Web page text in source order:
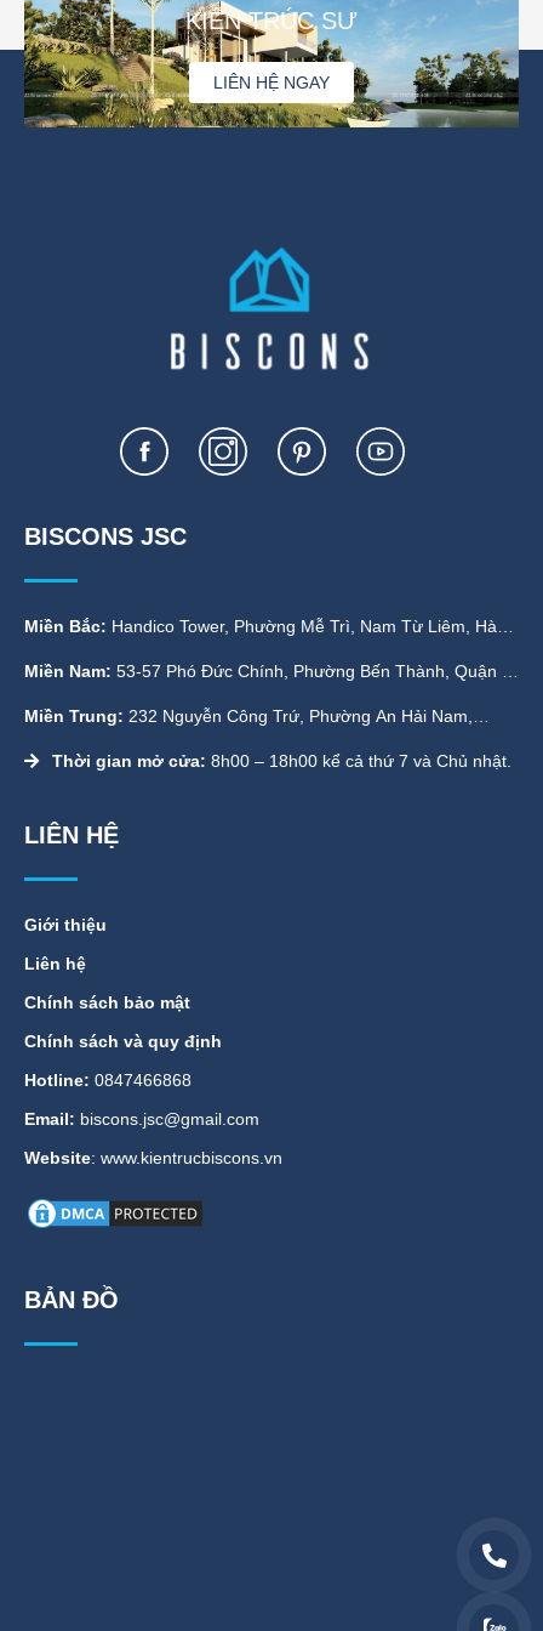
KIẾN TRÚC SƯ
LIÊN HỆ NGAY
BISCONS JSC
Miền Bắc: Handico Tower, Phường Mễ Trì, Nam Từ Liêm, Hà
Miền Nam: 53-57 Phó Đức Chính, Phường Bến Thành, Quận 1,
Miền Trung: 232 Nguyễn Công Trứ, Phường An Hải Nam,
Thời gian mở cửa: 8h00 – 18h00 kể cả thứ 7 và Chủ nhật.
LIÊN HỆ
Giới thiệu
Liên hệ
Chính sách bảo mật
Chính sách và quy định
Hotline: 0847466868
Email: biscons.jsc@gmail.com
Website: www.kientrucbiscons.vn
BẢN ĐỒ